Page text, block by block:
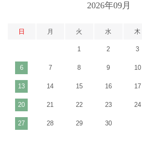
2026年09月
日 月 火 水 木
1 2 3
6 7 8 9 10
13 14 15 16 17
20 21 22 23 24
27 28 29 30